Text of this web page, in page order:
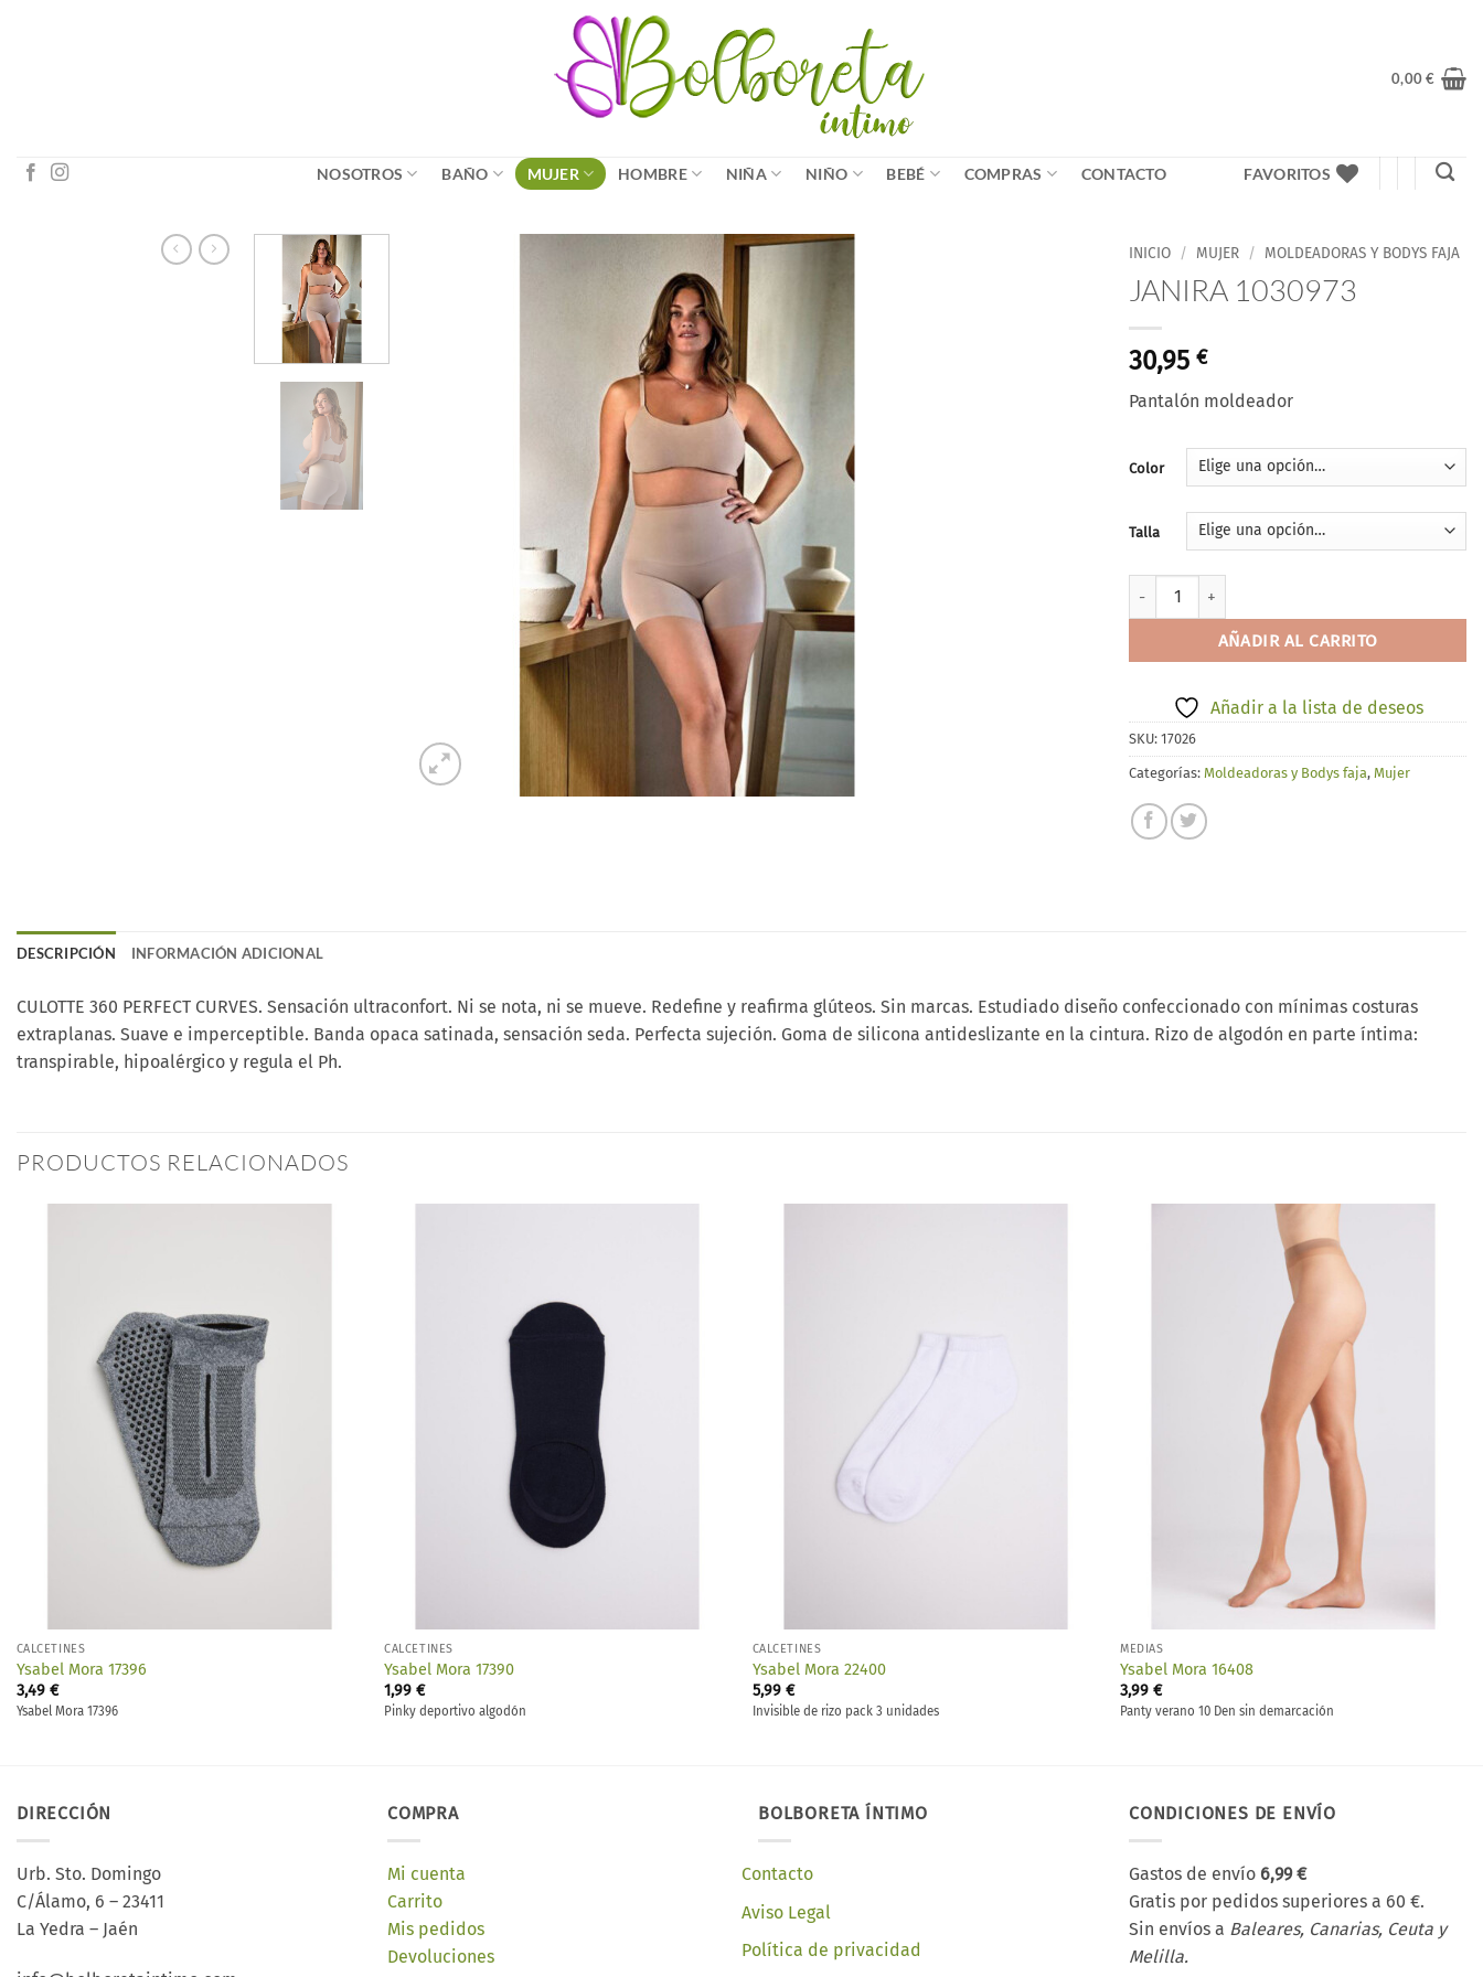
0,00€
NOSOTROS BAÑO MUJER HOMBRE NIÑA NIÑO BEBÉ COMPRAS CONTACTO FAVORITOS
INICIO / MUJER / MOLDEADORAS Y BODYS FAJA
JANIRA 1030973
30,95 €
Pantalón moldeador
Color
Talla
JANIRA 1030973 cantidad
AÑADIR AL CARRITO
Añadir a la lista de deseos
SKU: 17026
Categorías: Moldeadoras y Bodys faja, Mujer
DESCRIPCIÓN INFORMACIÓN ADICIONAL
CULOTTE 360 PERFECT CURVES. Sensación ultraconfort. Ni se nota, ni se mueve. Redefine y reafirma glúteos. Sin marcas. Estudiado diseño confeccionado con mínimas costuras
extraplanas. Suave e imperceptible. Banda opaca satinada, sensación seda. Perfecta sujeción. Goma de silicona antideslizante en la cintura. Rizo de algodón en parte íntima:
transpirable, hipoalérgico y regula el Ph.
PRODUCTOS RELACIONADOS
CALCETINES
Ysabel Mora 17396
3,49 €
Ysabel Mora 17396
CALCETINES
Ysabel Mora 17390
1,99€
Pinky deportivo algodón
CALCETINES
Ysabel Mora 22400
5,99 €
Invisible de rizo pack 3 unidades
MEDIAS
Ysabel Mora 16408
3,99€
Panty verano 10 Den sin demarcación
DIRECCIÓN
Urb. Sto. Domingo
C/Álamo, 6 – 23411
La Yedra – Jaén
COMPRA
Mi cuenta
Carrito
Mis pedidos
Devoluciones
BOLBORETA ÍNTIMO
Contacto
Aviso Legal
Política de privacidad
CONDICIONES DE ENVÍO
Gastos de envío 6,99 €
Gratis por pedidos superiores a 60 €.
Sin envíos a Baleares, Canarias, Ceuta y
Melilla.